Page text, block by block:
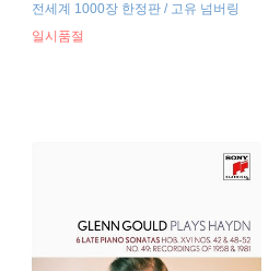
일시품절
전세계 1000장 한정판 / 고유 넘버링